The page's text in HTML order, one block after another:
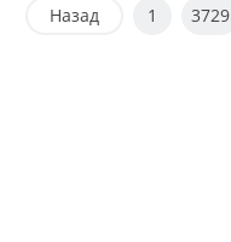
Назад 1 3729